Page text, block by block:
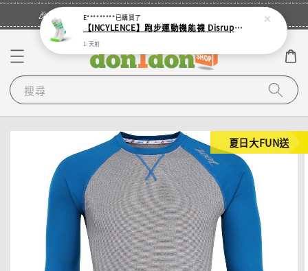
🎉登入會員・領取您的專屬折扣券！
搜尋
夏日大FUN送
E*********已購買了
【INCYLENCE】跑步運動機能襪 Disrupts Green Cyan
1 天前